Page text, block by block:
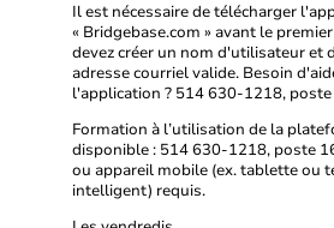
Il est nécessaire de télécharger
« Bridgebase.com » avant le
devez créer un nom d'utilisateur et
adresse courriel valide. Besoin
l'application ? 514 630-1218,
Formation à l’utilisation de la
disponible : 514 630-1218, poste
ou appareil mobile (ex. tablette ou
intelligent) requis.